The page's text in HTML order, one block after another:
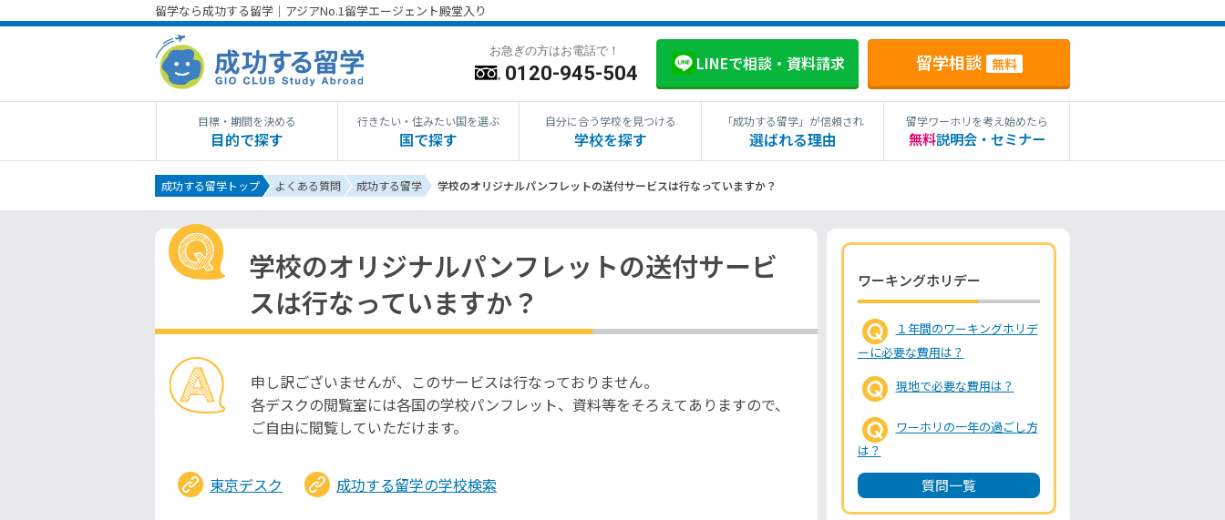
留学なら成功する留学｜アジアNo.1留学エージェント殿堂入り
お急ぎの方はお電話で！
0120-945-504 LINEで相談・資料請求 留学相談 無料
目標・期間を決める
目的で探す
行きたい・住みたい国を選ぶ
国で探す
自分に合う学校を見つける
学校を探す
「成功する留学」が信頼され
選ばれる理由
留学ワーホリを考え始めたら
無料説明会・セミナー
成功する留学トップ よくある質問 成功する留学 学校のオリジナルパンフレットの送付サービスは行なっていますか？
学校のオリジナルパンフレットの送付サービ
スは行なっていますか？
申し訳ございませんが、このサービスは行なっておりません。
各デスクの閲覧室には各国の学校パンフレット、資料等をそろえてありますので、
ご自由に閲覧していただけます。
東京デスク 成功する留学の学校検索
ワーキングホリデー
１年間のワーキングホリデ
ーに必要な費用は？
現地で必要な費用は？
ワーホリの一年の過ごし方
は？
質問一覧